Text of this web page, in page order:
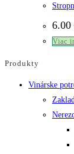
6.00
Viac
Produkty
Vinárske